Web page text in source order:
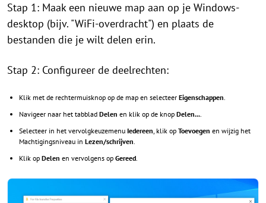
Stap 1: Maak een nieuwe map aan op je Windows-
desktop (bijv. "WiFi-overdracht") en plaats de
bestanden die je wilt delen erin.
Stap 2: Configureer de deelrechten:
Klik met de rechtermuisknop op de map en selecteer Eigenschappen.
Navigeer naar het tabblad Delen en klik op de knop Delen....
Selecteer in het vervolgkeuzemenu Iedereen, klik op Toevoegen en wijzig het
Machtigingsniveau in Lezen/schrijven.
Klik op Delen en vervolgens op Gereed.